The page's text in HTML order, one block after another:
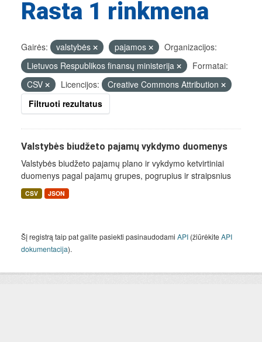
Rasta 1 rinkmena
Gairės: valstybės pajamos
Organizacijos:
Lietuvos Respublikos finansų ministerija
Formatai:
CSV
Licencijos:
Creative Commons Attribution
Filtruoti rezultatus
Valstybės biudžeto pajamų vykdymo duomenys
Valstybės biudžeto pajamų plano ir vykdymo ketvirtiniai
duomenys pagal pajamų grupes, pogrupius ir straipsnius
CSV JSON
Šį registrą taip pat galite pasiekti pasinaudodami API (žiūrėkiteAPI
dokumentacija).